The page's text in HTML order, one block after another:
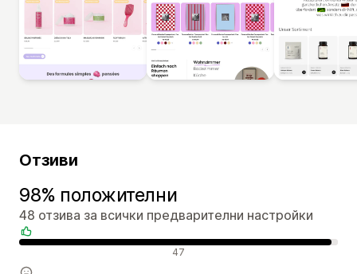
Отзиви
98% положителни
48 отзива за всички предварителни настройки
Положителни отзиви 47